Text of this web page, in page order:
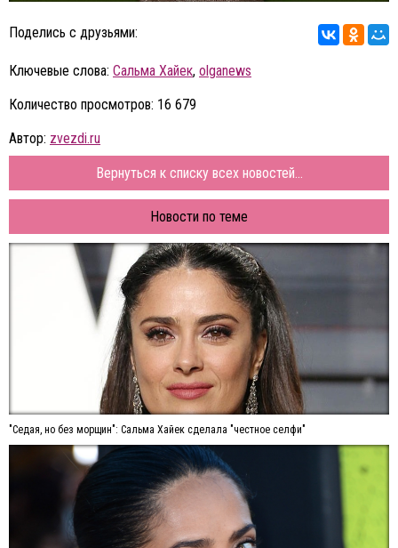
Поделись с друзьями:
Ключевые слова: Сальма Хайек, olganews
Количество просмотров: 16 679
Автор: zvezdi.ru
Вернуться к списку всех новостей...
Новости по теме
"Седая, но без морщин": Сальма Хайек сделала "честное селфи"